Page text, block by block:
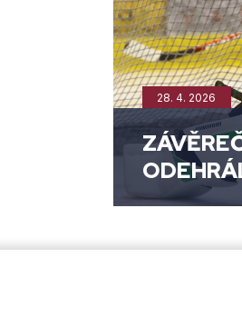
28. 4. 2026